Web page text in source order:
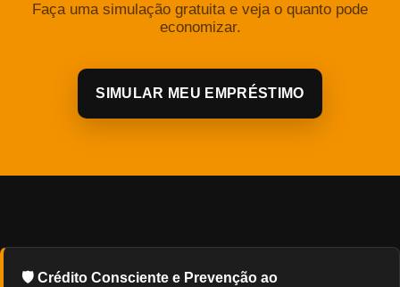
Faça uma simulação gratuita e veja o quanto pode
economizar.
SIMULAR MEU EMPRÉSTIMO
🛡️ Crédito Consciente e Prevenção ao